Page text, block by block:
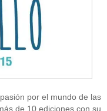
por el mundo de las
de 10 ediciones con su